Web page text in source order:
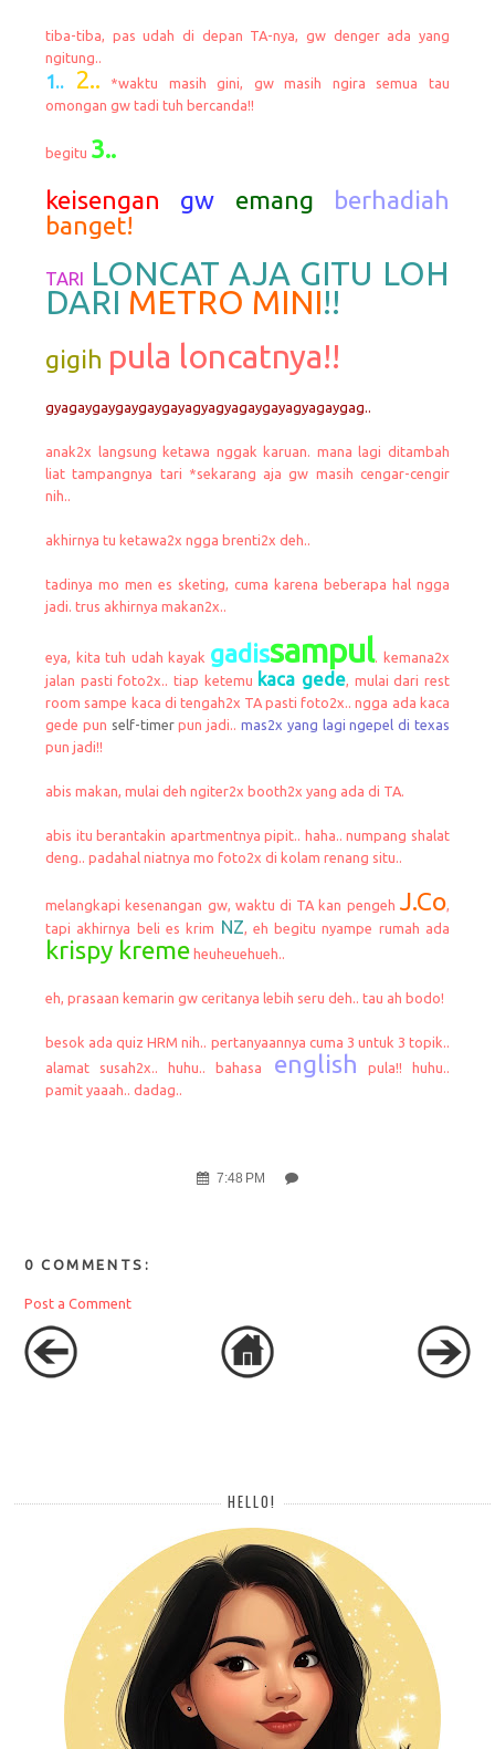
tiba-tiba, pas udah di depan TA-nya, gw denger ada yang
ngitung..
1.. 2.. *waktu masih gini, gw masih ngira semua tau
omongan gw tadi tuh bercanda!!
begitu 3..
keisengan
gw emang berhadiah
banget!
TARI LONCAT AJA GITU LOH
DARI METRO MINI!!
gigih pula loncatnya!!
gyagaygaygaygaygayagyagyagaygayagyagaygag..
anak2x langsung ketawa nggak karuan. mana lagi ditambah
liat tampangnya tari *sekarang aja gw masih cengar-cengir
nih..
akhirnya tu ketawa2x ngga brenti2x deh..
tadinya mo men es sketing, cuma karena beberapa hal ngga
jadi. trus akhirnya makan2x..
eya, kita tuh udah kayak gadissampul. kemana2x
jalan pasti foto2x.. tiap ketemu kaca gede, mulai dari rest
room sampe kaca di tengah2x TA pasti foto2x.. ngga ada kaca
gede pun self-timerpun jadi..mas2x yang lagi ngepel di texas
pun jadi!!
abis makan, mulai deh ngiter2x booth2x yang ada di TA.
abis itu berantakin apartmentnya pipit.. haha.. numpang shalat
deng.. padahal niatnya mo foto2x di kolam renang situ..
melangkapi kesenangan gw, waktu di TA kan pengeh J.Co,
tapi akhirnya beli es krim NZ, eh begitu nyampe rumah ada
krispy kreme heuheuehueh..
eh, prasaan kemarin gw ceritanya lebih seru deh.. tau ah bodo!
besok ada quiz HRM nih.. pertanyaannya cuma 3 untuk 3 topik..
alamat susah2x.. huhu.. bahasa
english
pula!! huhu..
pamit yaaah.. dadag..
7:48 PM
0 COMMENTS:
Post a Comment
HELLO!